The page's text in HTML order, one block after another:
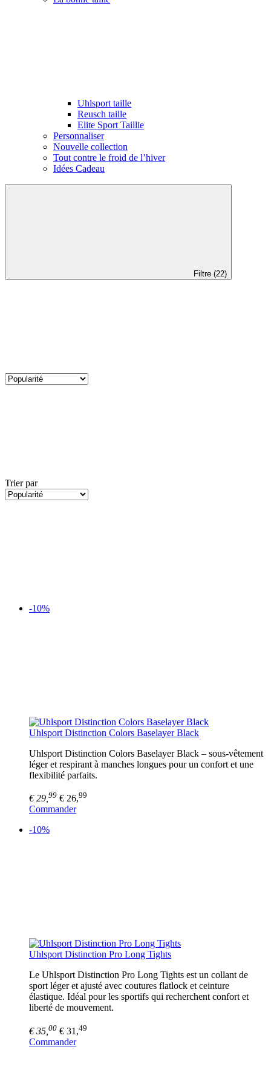
Uhlsport taille
Reusch taille
Elite Sport Taillie
Personnaliser
Nouvelle collection
Tout contre le froid de l’hiver
Idées Cadeau
Filtre (22)
Trier par
-10%
Uhlsport Distinction Colors Baselayer Black
Uhlsport Distinction Colors Baselayer Black – sous-vêtement
léger et respirant à manches longues pour un confort et une
flexibilité parfaits.
€ 29, 99 € 26,99
Commander
-10%
Uhlsport Distinction Pro Long Tights
Le Uhlsport Distinction Pro Long Tights est un collant de
sport léger et ajusté avec coutures flatlock et ceinture
élastique. Idéal pour les sportifs qui recherchent confort et
liberté de mouvement.
€ 35, 00 € 31,49
Commander